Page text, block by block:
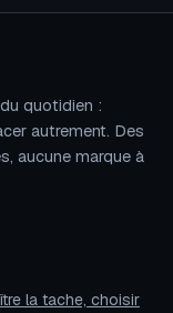
quotidien :
autrement. Des
aucune marque à
la tache, choisir